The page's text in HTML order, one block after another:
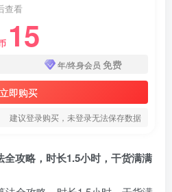
查看
15
年/终身会员 免费
立即购买
建议登录购买，未登录无法保存数据
全攻略，时长1.5小时，干货满满